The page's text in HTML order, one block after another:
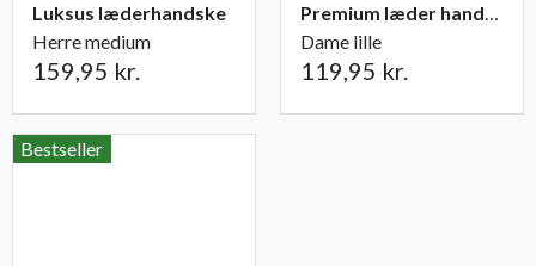
Luksus læderhandske
Herre medium
159,95 kr.
Premium læder handske Flutter
Dame lille
119,95 kr.
Bestseller